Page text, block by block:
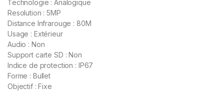
Technologie : Analogique
Resolution : 5MP
Distance Infrarouge : 80M
Usage : Extérieur
Audio : Non
Support carte SD : Non
Indice de protection : IP67
Forme : Bullet
Objectif : Fixe